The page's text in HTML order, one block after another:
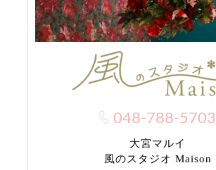
048-788-5703
大宮マルイ
風のスタジオ Maison